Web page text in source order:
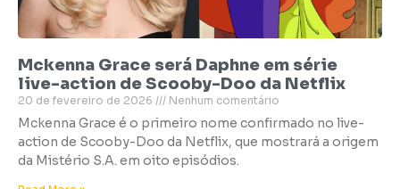
Mckenna Grace será Daphne em série
live-action de Scooby-Doo da Netflix
20 de fevereiro de 2026 Nenhum comentário
Mckenna Grace é o primeiro nome confirmado no live-
action de Scooby-Doo da Netflix, que mostrará a origem
da Mistério S.A. em oito episódios.